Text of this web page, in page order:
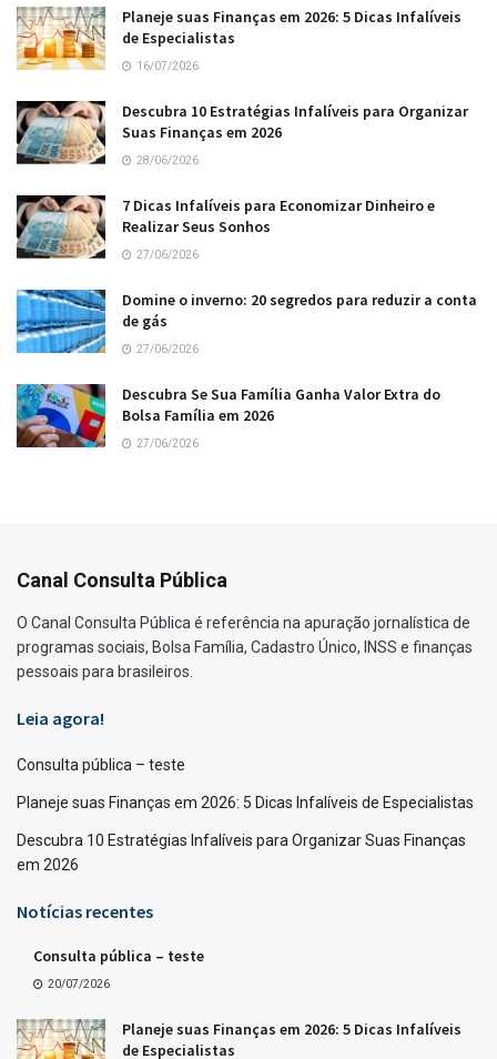
Planeje suas Finanças em 2026: 5 Dicas Infalíveis
de Especialistas
16/07/2026
Descubra 10 Estratégias Infalíveis para Organizar
Suas Finanças em 2026
28/06/2026
7 Dicas Infalíveis para Economizar Dinheiro e
Realizar Seus Sonhos
27/06/2026
Domine o inverno: 20 segredos para reduzir a conta
de gás
27/06/2026
Descubra Se Sua Família Ganha Valor Extra do
Bolsa Família em 2026
27/06/2026
Canal Consulta Pública
O Canal Consulta Pública é referência na apuração jornalística de
programas sociais, Bolsa Família, Cadastro Único, INSS e finanças
pessoais para brasileiros.
Leia agora!
Consulta pública – teste
Planeje suas Finanças em 2026: 5 Dicas Infalíveis de Especialistas
Descubra 10 Estratégias Infalíveis para Organizar Suas Finanças
em 2026
Notícias recentes
Consulta pública – teste
20/07/2026
Planeje suas Finanças em 2026: 5 Dicas Infalíveis
de Especialistas